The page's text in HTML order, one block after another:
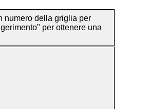
numero della griglia per
per ottenere una